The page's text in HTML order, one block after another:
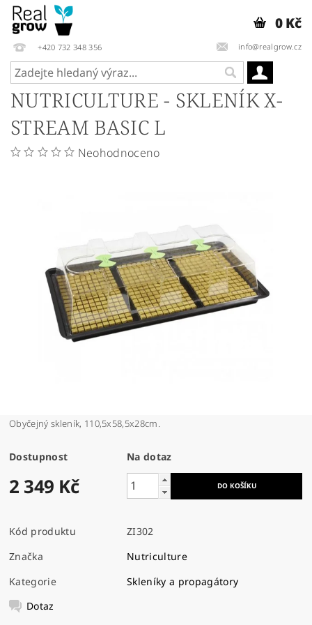
+420 732 348 356 info@realgrow.cz
0 Kč
NUTRICULTURE - SKLENÍK X-
STREAM BASIC L
Neohodnoceno
Obyčejný skleník, 110,5x58,5x28cm.
Dostupnost Na dotaz
2 349 Kč
Kód produktu
ZI302
Značka
Nutriculture
Kategorie
Skleníky a propagátory
Dotaz